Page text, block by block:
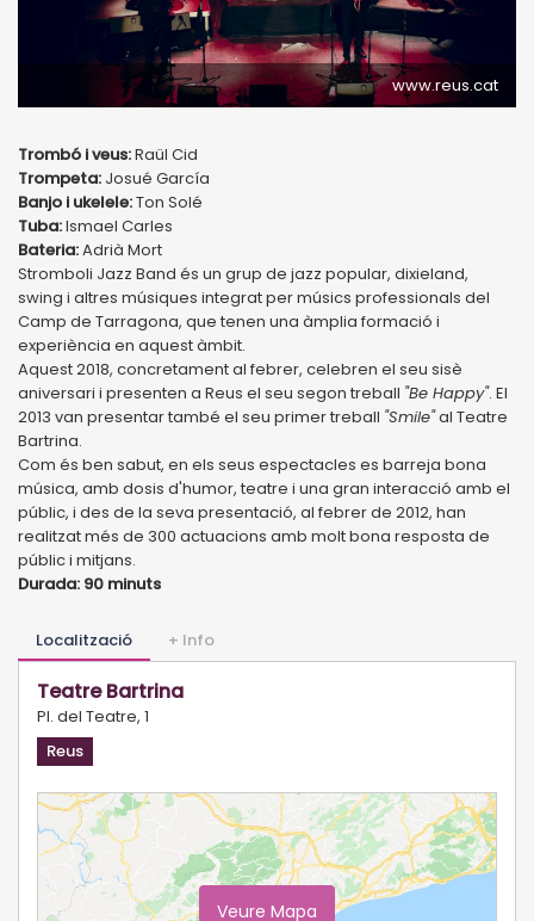
www.reus.cat
Trombó i veus:Raül Cid
Trompeta: Josué García
Banjo i ukelele:Ton Solé
Tuba:Ismael Carles
Bateria:Adrià Mort
Stromboli Jazz Band és un grup de jazz popular, dixieland,
swing i altres músiques integrat per músics professionals del
Camp de Tarragona, que tenen una àmplia formació i
experiència en aquest àmbit.
Aquest 2018, concretament al febrer, celebren el seu sisè
aniversari i presenten a Reus el seu segon treball "Be Happy". El
2013 van presentar també el seu primer treball "Smile"al Teatre
Bartrina.
Com és ben sabut, en els seus espectacles es barreja bona
música, amb dosis d'humor, teatre i una gran interacció amb el
públic, i des de la seva presentació, al febrer de 2012, han
realitzat més de 300 actuacions amb molt bona resposta de
públic i mitjans.
Durada: 90 minuts
Localització + Info
Teatre Bartrina
Pl. del Teatre, 1
Reus
Veure Mapa